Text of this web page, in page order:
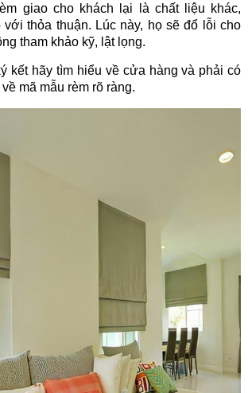
giao cho khách lại là chất liệu khác,
với thỏa thuận. Lúc này, họ sẽ đổ lỗi cho
tham khảo kỹ, lật lọng.
kết hãy tìm hiểu về cửa hàng và phải có
mã mẫu rèm rõ ràng.